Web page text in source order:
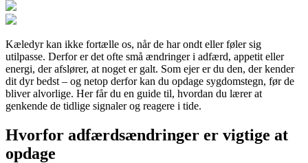
Kæledyr kan ikke fortælle os, når de har ondt eller føler sig
utilpasse. Derfor er det ofte små ændringer i adfærd, appetit eller
energi, der afslører, at noget er galt. Som ejer er du den, der kender
dit dyr bedst – og netop derfor kan du opdage sygdomstegn, før de
bliver alvorlige. Her får du en guide til, hvordan du lærer at
genkende de tidlige signaler og reagere i tide.
Hvorfor adfærdsændringer er vigtige at
opdage